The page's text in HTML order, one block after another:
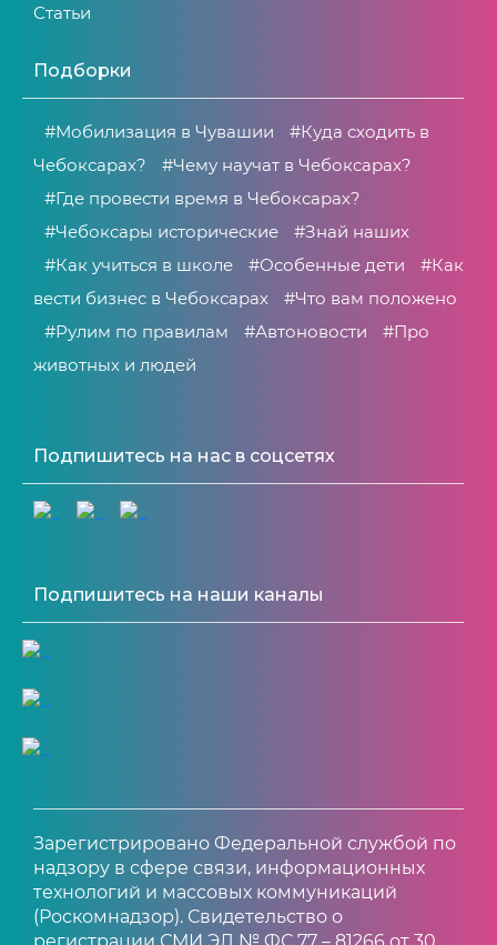
Статьи
Подборки
#Мобилизация в Чувашии
#Куда сходить в
Чебоксарах?
#Чему научат в Чебоксарах?
#Где провести время в Чебоксарах?
#Чебоксары исторические
#Знай наших
#Как учиться в школе
#Особенные дети
#Как
вести бизнес в Чебоксарах
#Что вам положено
#Рулим по правилам
#Автоновости
#Про
животных и людей
Подпишитесь на нас в соцсетях
Подпишитесь на наши каналы
Зарегистрировано Федеральной службой по
надзору в сфере связи, информационных
технологий и массовых коммуникаций
(Роскомнадзор). Свидетельство о
регистрации СМИ ЭЛ № ФС 77 – 81266 от 30